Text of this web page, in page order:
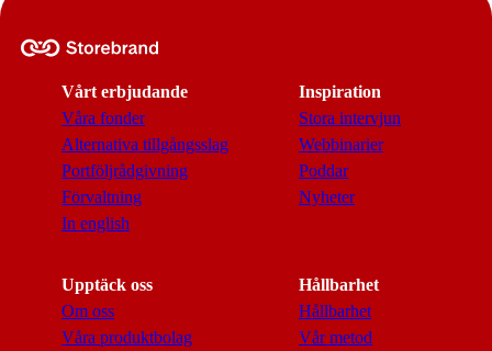
Vårt erbjudande
Våra fonder
Alternativa tillgångsslag
Portföljrådgivning
Förvaltning
In english
Inspiration
Stora intervjun
Webbinarier
Poddar
Nyheter
Upptäck oss
Om oss
Våra produktbolag
Hållbarhet
Hållbarhet
Vår metod